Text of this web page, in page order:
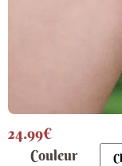
24.99€
Couleur